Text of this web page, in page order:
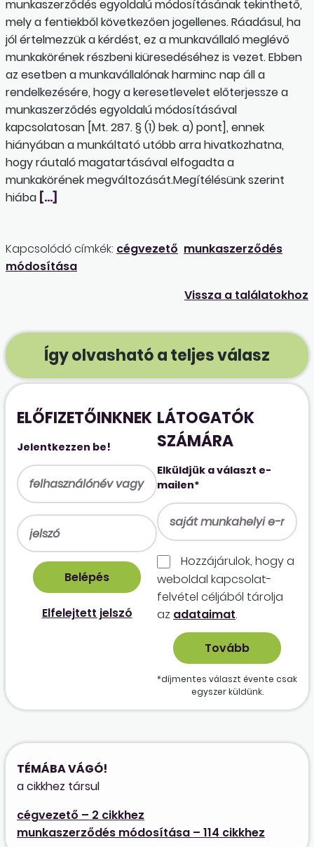
munkaszerződés egyoldalú módosításának tekinthető,
mely a fentiekből következően jogellenes. Ráadásul, ha
jól értelmezzük a kérdést, ez a munkavállaló meglévő
munkakörének részbeni kiüresedéséhez is vezet. Ebben
az esetben a munkavállalónak harminc nap áll a
rendelkezésére, hogy a keresetlevelet előterjessze a
munkaszerződés egyoldalú módosításával
kapcsolatosan [Mt. 287. § (1) bek. a) pont], ennek
hiányában a munkáltató utóbb arra hivatkozhatna,
hogy ráutaló magatartásával elfogadta a
munkakörének megváltozását.Megítélésünk szerint
hiába […]
Kapcsolódó címkék: cégvezető munkaszerződés
módosítása
Vissza a találatokhoz
Így olvasható a teljes válasz
ELŐFIZETŐINKNEK
Jelentkezzen be!
Elfelejtett jelszó
LÁTOGATÓK
SZÁMÁRA
Elküldjük a választ e-
mailen*
Hozzájárulok, hogy a
weboldal kapcso­lat­
felvétel céljából tárolja
az adataimat.
*díjmentes választ évente csak
egyszer küldünk.
TÉMÁBA VÁGÓ!
a cikkhez társul
cégvezető – 2 cikkhez
munkaszerződés módosítása – 114 cikkhez